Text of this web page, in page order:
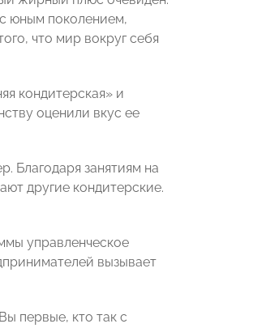
юным поколением,
что мир вокруг себя
кондитерская» и
оценили вкус ее
Благодаря занятиям на
другие кондитерские.
управленческое
вызывает
первые, кто так с